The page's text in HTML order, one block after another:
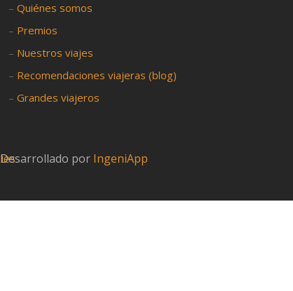
–Quiénes somos
– Premios
– Nuestros viajes
– Recomendaciones viajeras (blog)
–Grandes viajeros
Desarrollado por IngeniApp